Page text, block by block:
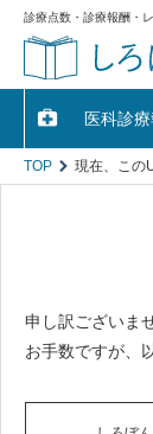
診療点数・診療報酬・
医科診
TOP 現在、この
申し訳ございま
お手数ですが、